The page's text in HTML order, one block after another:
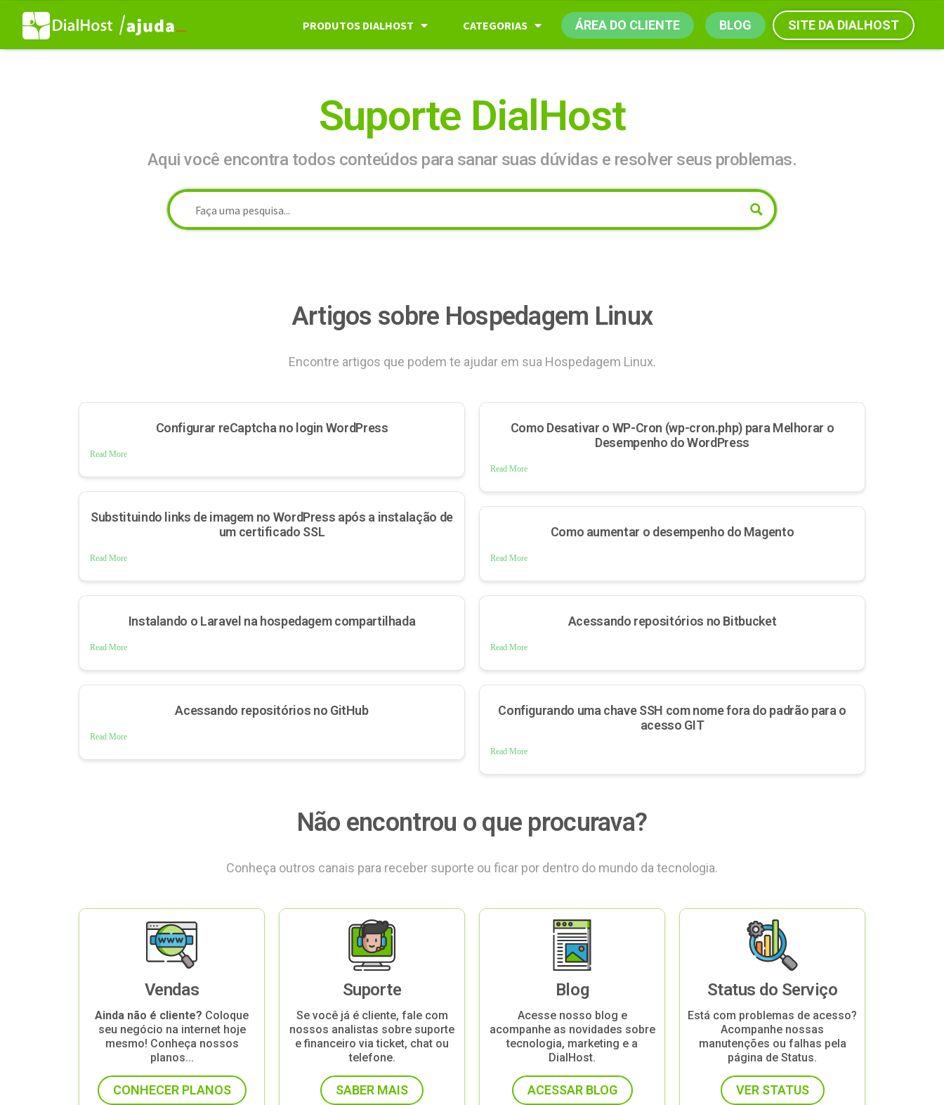
PRODUTOS DIALHOST CATEGORIAS ÁREA DO CLIENTE BLOG SITE DA DIALHOST
Suporte DialHost
Aqui você encontra todos conteúdos para sanar suas dúvidas e resolver seus problemas.
Artigos sobre Hospedagem Linux
Encontre artigos que podem te ajudar em sua Hospedagem Linux.
Configurar reCaptcha no login WordPress
Read More
Como Desativar o WP-Cron (wp-cron.php) para Melhorar o
Desempenho do WordPress
Read More
Substituindo links de imagem no WordPress após a instalação de
um certificado SSL
Read More
Como aumentar o desempenho do Magento
Read More
Instalando o Laravel na hospedagem compartilhada
Read More
Acessando repositórios no Bitbucket
Read More
Acessando repositórios no GitHub
Read More
Configurando uma chave SSH com nome fora do padrão para o
acesso GIT
Read More
Não encontrou o que procurava?
Conheça outros canais para receber suporte ou ficar por dentro do mundo da tecnologia.
Vendas
Ainda não é cliente? Coloque
seu negócio na internet hoje
mesmo! Conheça nossos
planos...
CONHECER PLANOS
Suporte
Se você já é cliente, fale com
nossos analistas sobre suporte
e financeiro via ticket, chat ou
telefone.
SABER MAIS
Blog
Acesse nosso blog e
acompanhe as novidades sobre
tecnologia, marketing e a
DialHost.
ACESSAR BLOG
Status do Serviço
Está com problemas de acesso?
Acompanhe nossas
manutenções ou falhas pela
página de Status.
VER STATUS